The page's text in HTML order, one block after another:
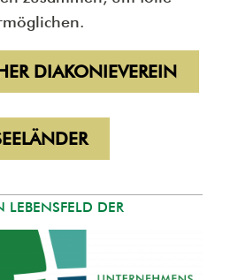
DIAKONIEVEREIN
LEBENSFELD DER